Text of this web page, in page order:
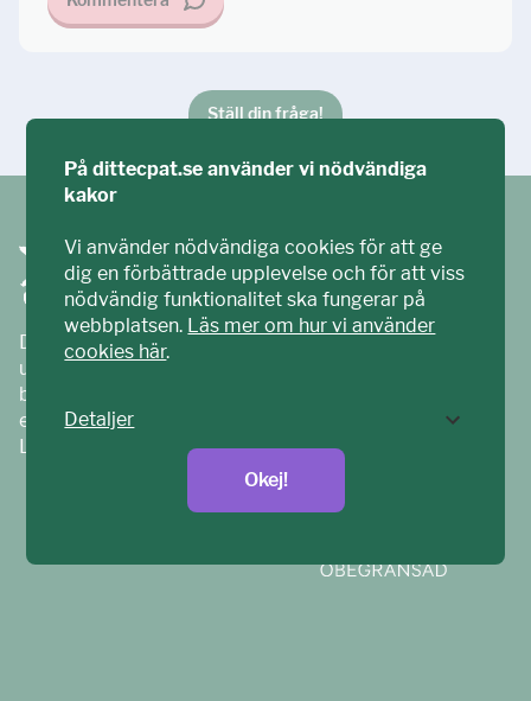
Ställ din fråga!
Ditt ECPAT har tagits fram tillsammans med barn och
unga. Vi är en del av ECPAT Sverige – en
barnrättsorganisation som arbetar mot sexuell
exploatering av barn.
Läs mer på
ecpat.se
På dittecpat.se använder vi nödvändiga
kakor
Vi använder nödvändiga cookies för att ge
dig en förbättrade upplevelse och för att viss
nödvändig funktionalitet ska fungerar på
webbplatsen. Läs mer om hur vi använder
cookies här.
Detaljer
Okej!